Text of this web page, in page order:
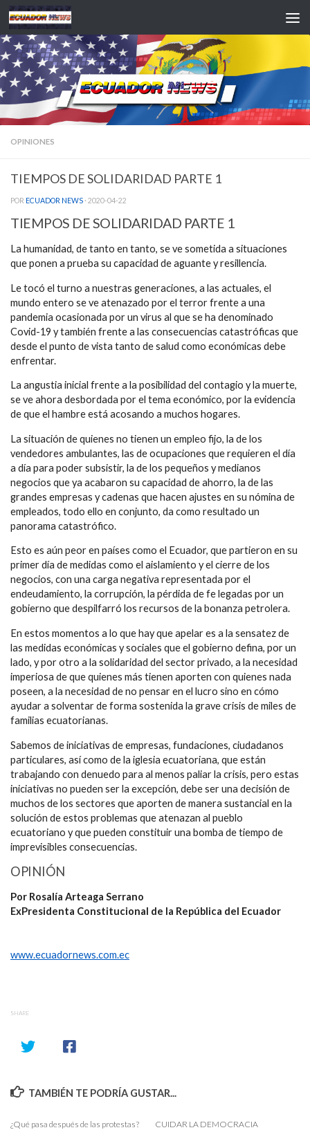
Saltar al contenido
OPINIONES
TIEMPOS DE SOLIDARIDAD PARTE 1
POR ECUADOR NEWS · 2020-04-22
TIEMPOS DE SOLIDARIDAD PARTE 1
La humanidad, de tanto en tanto, se ve sometida a situaciones
que ponen a prueba su capacidad de aguante y resillencia.
Le tocó el turno a nuestras generaciones, a las actuales, el
mundo entero se ve atenazado por el terror frente a una
pandemia ocasionada por un virus al que se ha denominado
Covid-19 y también frente a las consecuencias catastróficas que
desde el punto de vista tanto de salud como económicas debe
enfrentar.
La angustia inicial frente a la posibilidad del contagio y la muerte,
se ve ahora desbordada por el tema económico, por la evidencia
de que el hambre está acosando a muchos hogares.
La situación de quienes no tienen un empleo fijo, la de los
vendedores ambulantes, las de ocupaciones que requieren el día
a día para poder subsistir, la de los pequeños y medianos
negocios que ya acabaron su capacidad de ahorro, la de las
grandes empresas y cadenas que hacen ajustes en su nómina de
empleados, todo ello en conjunto, da como resultado un
panorama catastrófico.
Esto es aún peor en países como el Ecuador, que partieron en su
primer día de medidas como el aislamiento y el cierre de los
negocios, con una carga negativa representada por el
endeudamiento, la corrupción, la pérdida de fe legadas por un
gobierno que despilfarró los recursos de la bonanza petrolera.
En estos momentos a lo que hay que apelar es a la sensatez de
las medidas económicas y sociales que el gobierno defina, por un
lado, y por otro a la solidaridad del sector privado, a la necesidad
imperiosa de que quienes más tienen aporten con quienes nada
poseen, a la necesidad de no pensar en el lucro sino en cómo
ayudar a solventar de forma sostenida la grave crisis de miles de
familias ecuatorianas.
Sabemos de iniciativas de empresas, fundaciones, ciudadanos
particulares, así como de la iglesia ecuatoriana, que están
trabajando con denuedo para al menos paliar la crisis, pero estas
iniciativas no pueden ser la excepción, debe ser una decisión de
muchos de los sectores que aporten de manera sustancial en la
solución de estos problemas que atenazan al pueblo
ecuatoriano y que pueden constituir una bomba de tiempo de
imprevisibles consecuencias.
OPINIÓN
Por Rosalía Arteaga Serrano
ExPresidenta Constitucional de la República del Ecuador
www.ecuadornews.com.ec
SHARE
TAMBIÉN TE PODRÍA GUSTAR...
¿Qué pasa después de las protestas? CUIDAR LA DEMOCRACIA